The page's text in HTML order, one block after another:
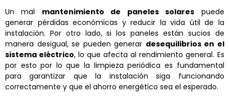
Un mal mantenimiento de paneles solares puede
generar pérdidas económicas y reducir la vida útil de la
instalación. Por otro lado, si los paneles están sucios de
manera desigual, se pueden generar desequilibrios en el
sistema eléctrico, lo que afecta al rendimiento general. Es
por esto por lo que la limpieza periódica es fundamental
para garantizar que la instalación siga funcionando
correctamente y que el ahorro energético sea el esperado.